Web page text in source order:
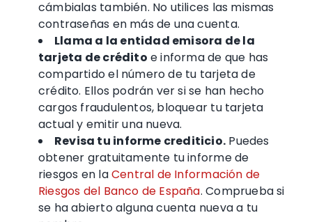
cámbialas también. No utilices las mismas
contraseñas en más de una cuenta.
Llama a la entidad emisora de la
tarjeta de crédito e informa de que has
compartido el número de tu tarjeta de
crédito. Ellos podrán ver si se han hecho
cargos fraudulentos, bloquear tu tarjeta
actual y emitir una nueva.
Revisa tu informe crediticio. Puedes
obtener gratuitamente tu informe de
riesgos en laCentral de Información de
Riesgos del Banco de España. Comprueba si
se ha abierto alguna cuenta nueva a tu